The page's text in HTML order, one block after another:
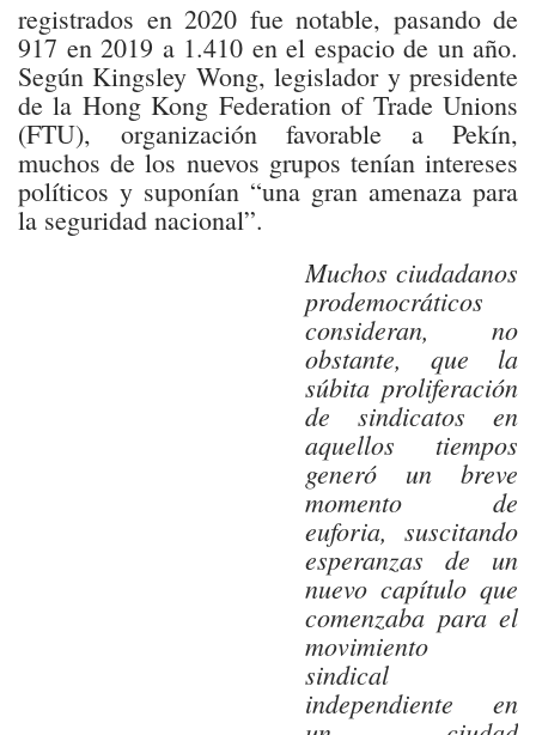
registrados en 2020 fue notable, pasando de
917 en 2019 a 1.410 en el espacio de un año.
Según Kingsley Wong, legislador y presidente
de la Hong Kong Federation of Trade Unions
(FTU), organización favorable a Pekín,
muchos de los nuevos grupos tenían intereses
políticos y suponían “una gran amenaza para
la seguridad nacional”.
Muchos ciudadanos
prodemocráticos
consideran, no
obstante, que la
súbita proliferación
de sindicatos en
aquellos tiempos
generó un breve
momento de
euforia, suscitando
esperanzas de un
nuevo capítulo que
comenzaba para el
movimiento
sindical
independiente en